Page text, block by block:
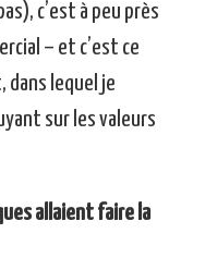
c’est à peu près
– et c’est ce
dans lequel je
sur les valeurs
allaient faire la